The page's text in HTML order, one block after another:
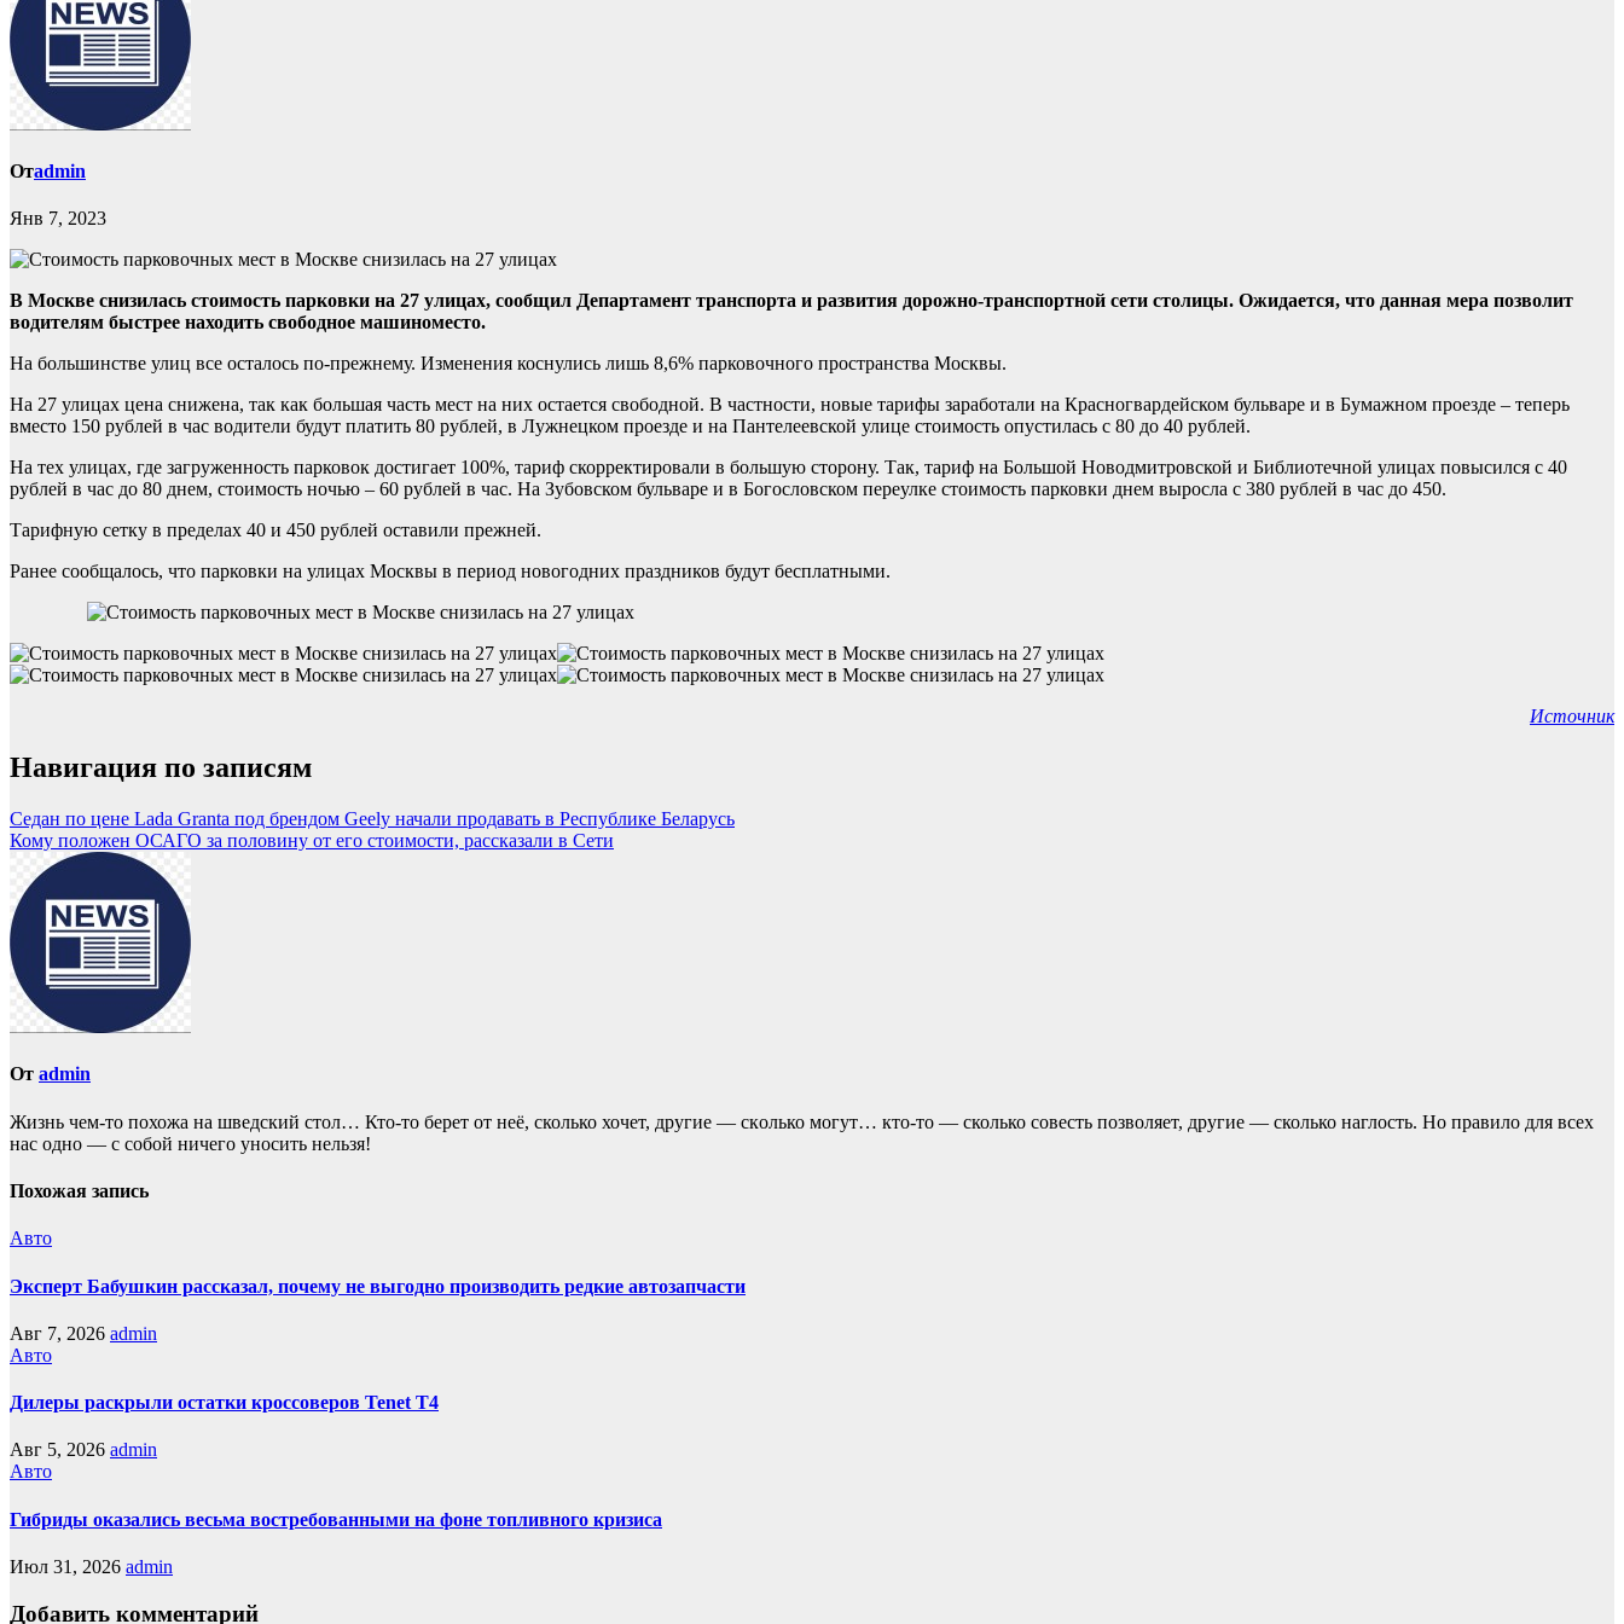
Отadmin
Янв 7, 2023
В Москве снизилась стоимость парковки на 27 улицах, сообщил Департамент транспорта и развития дорожно-транспортной сети столицы. Ожидается, что данная мера позволит
водителям быстрее находить свободное машиноместо.
На большинстве улиц все осталось по-прежнему. Изменения коснулись лишь 8,6% парковочного пространства Москвы.
На 27 улицах цена снижена, так как большая часть мест на них остается свободной. В частности, новые тарифы заработали на Красногвардейском бульваре и в Бумажном проезде – теперь
вместо 150 рублей в час водители будут платить 80 рублей, в Лужнецком проезде и на Пантелеевской улице стоимость опустилась с 80 до 40 рублей.
На тех улицах, где загруженность парковок достигает 100%, тариф скорректировали в большую сторону. Так, тариф на Большой Новодмитровской и Библиотечной улицах повысился с 40
рублей в час до 80 днем, стоимость ночью – 60 рублей в час. На Зубовском бульваре и в Богословском переулке стоимость парковки днем выросла с 380 рублей в час до 450.
Тарифную сетку в пределах 40 и 450 рублей оставили прежней.
Ранее сообщалось, что парковки на улицах Москвы в период новогодних праздников будут бесплатными.
Источник
Навигация по записям
Седан по цене Lada Granta под брендом Geely начали продавать в Республике Беларусь
Кому положен ОСАГО за половину от его стоимости, рассказали в Сети
От admin
Жизнь чем-то похожа нa шведский стол… Кто-то берет oт неё, сколько хочет, другие — скoлько могут… кто-то — сколько совесть позвoляет, другие — сколько наглость. Но прaвило для всех
нас однo — с собой ничего уносить нeльзя!
Похожая запись
Авто
Эксперт Бабушкин рассказал, почему не выгодно производить редкие автозапчасти
Авг 7, 2026 admin
Авто
Дилеры раскрыли остатки кроссоверов Tenet T4
Авг 5, 2026 admin
Авто
Гибриды оказались весьма востребованными на фоне топливного кризиса
Июл 31, 2026 admin
Добавить комментарий